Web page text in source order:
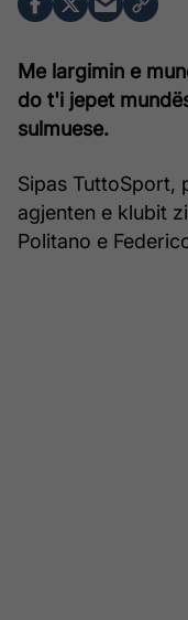
Me largimin e
do t'i jepet
sulmuese.
Sipas TuttoSport,
agjenten e klubit
Politano e